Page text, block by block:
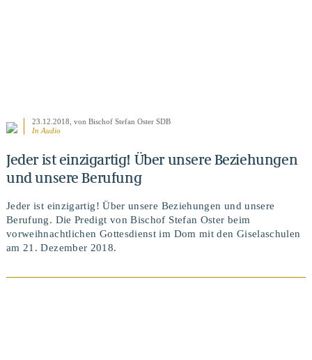
23.12.2018, von Bischof Stefan Oster SDB
In Audio
Jeder ist einzigartig! Über unsere Beziehungen
und unsere Berufung
Jeder ist einzigartig! Über unsere Beziehungen und unsere
Berufung. Die Predigt von Bischof Stefan Oster beim
vorweihnachtlichen Gottesdienst im Dom mit den Giselaschulen
am 21. Dezember 2018.